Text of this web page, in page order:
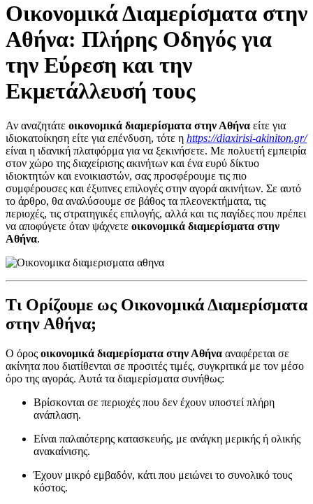
Οικονομικά Διαμερίσματα στην
Αθήνα: Πλήρης Οδηγός για
την Εύρεση και την
Εκμετάλλευσή τους
Αν αναζητάτε οικονομικά διαμερίσματα στην Αθήνα είτε για
ιδιοκατοίκηση είτε για επένδυση, τότε η https://diaxirisi-akiniton.gr/
είναι η ιδανική πλατφόρμα για να ξεκινήσετε. Με πολυετή εμπειρία
στον χώρο της διαχείρισης ακινήτων και ένα ευρύ δίκτυο
ιδιοκτητών και ενοικιαστών, σας προσφέρουμε τις πιο
συμφέρουσες και έξυπνες επιλογές στην αγορά ακινήτων. Σε αυτό
το άρθρο, θα αναλύσουμε σε βάθος τα πλεονεκτήματα, τις
περιοχές, τις στρατηγικές επιλογής, αλλά και τις παγίδες που πρέπει
να αποφύγετε όταν ψάχνετε οικονομικά διαμερίσματα στην
Αθήνα.
Τι Ορίζουμε ως Οικονομικά Διαμερίσματα
στην Αθήνα;
Ο όρος οικονομικά διαμερίσματα στην Αθήνα αναφέρεται σε
ακίνητα που διατίθενται σε προσιτές τιμές, συγκριτικά με τον μέσο
όρο της αγοράς. Αυτά τα διαμερίσματα συνήθως:
Βρίσκονται σε περιοχές που δεν έχουν υποστεί πλήρη
ανάπλαση.
Είναι παλαιότερης κατασκευής, με ανάγκη μερικής ή ολικής
ανακαίνισης.
Έχουν μικρό εμβαδόν, κάτι που μειώνει το συνολικό τους
κόστος.